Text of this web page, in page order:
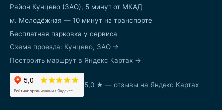
Район Кунцево (ЗАО), 5 минут от МКАД
м. Молодёжная — 10 минут на транспорте
Бесплатная парковка у сервиса
Схема проезда: Кунцево, ЗАО →
Построить маршрут в Яндекс Картах →
5,0 ★ — отзывы на Яндекс Картах